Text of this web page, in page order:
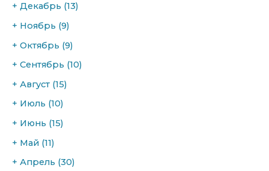
+ Декабрь (13)
+ Ноябрь (9)
+ Октябрь (9)
+ Сентябрь (10)
+ Август (15)
+ Июль (10)
+ Июнь (15)
+ Май (11)
+ Апрель (30)